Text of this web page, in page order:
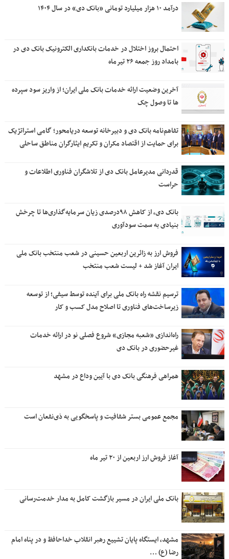
درآمد ۱۰ هزار میلیارد تومانی «بانک دی» در سال ۱۴۰۴
احتمال بروز اختلال در خدمات بانکداری الکترونیک بانک دی در
بامداد روز جمعه ۲۶ تیرماه
آخرین وضعیت ارائه خدمات بانک ملی ایران؛ از واریز سود سپرده
ها تا وصول چک
تفاهم‌نامه بانک دی و دبیرخانه توسعه دریامحور؛ گامی استراتژیک
برای حمایت از اقتصاد مکران و تکریم ایثارگران مناطق ساحلی
قدردانی مدیرعامل بانک دی از تلاشگران فناوری اطلاعات و
حراست
بانک دی، از کاهش ۹۸درصدی زیان سرمایه‌گذاری‌ها تا چرخش
بنیادی به سمت سودآوری
فروش ارز به زائرین اربعین حسینی در شعب منتخب بانک ملی
ایران آغاز شد + لیست شعب منتخب
ترسیم نقشه راه بانک ملی برای آینده توسط سیفی؛ از توسعه
زیرساخت‌های فناوری تا اصلاح مدل کسب و کار
راه‌اندازی «شعبه مجازی» شروع فصلی نو در ارائه خدمات
غیرحضوری در بانک دی
همراهی فرهنگی بانک دی با آیین وداع در مشهد
مجمع عمومی بستر شفافیت و پاسخگویی به ذی‌نفعان است
آغاز فروش ارز اربعین از ۲۰ تیر ماه
بانک ملی ایران در مسیر بازگشت کامل به مدار خدمت‌رسانی
مشهد، ایستگاه پایان تشییع رهبر انقلاب خداحافظ و در پناه امام
رضا (ع) …